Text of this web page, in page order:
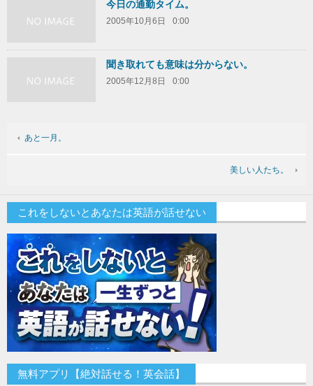
今日の通勤タイム。
2005年10月6日 0:00
聞き取れても意味は分からない。
2005年12月8日 0:00
あと一月。
美しい人たち。
これをしないとあなたは英語が話せない
無料アプリ【絶対話せる！英会話】